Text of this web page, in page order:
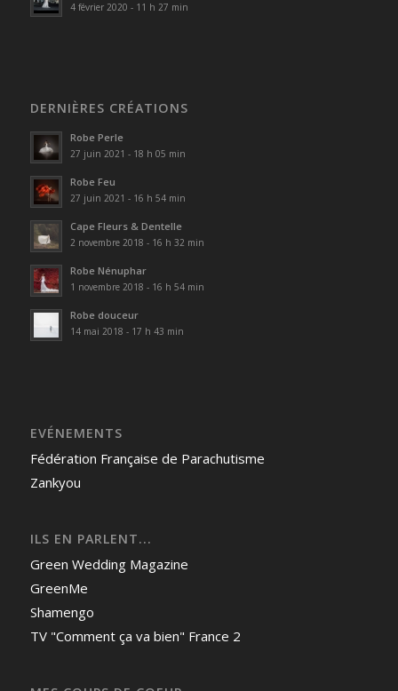
4 février 2020 - 11 h 27 min
DERNIÈRES CRÉATIONS
Robe Perle
27 juin 2021 - 18 h 05 min
Robe Feu
27 juin 2021 - 16 h 54 min
Cape Fleurs & Dentelle
2 novembre 2018 - 16 h 32 min
Robe Nénuphar
1 novembre 2018 - 16 h 54 min
Robe douceur
14 mai 2018 - 17 h 43 min
EVÉNEMENTS
Fédération Française de Parachutisme
Zankyou
ILS EN PARLENT...
Green Wedding Magazine
GreenMe
Shamengo
TV "Comment ça va bien" France 2